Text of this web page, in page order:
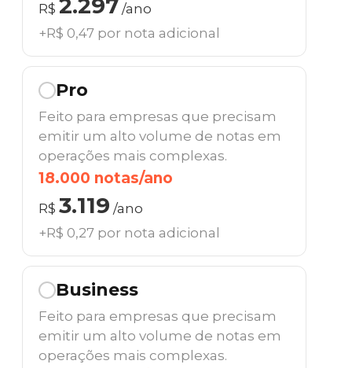
R$ 2.297 /ano
+R$ 0,47 por nota adicional
Pro
Feito para empresas que precisam
emitir um alto volume de notas em
operações mais complexas.
18.000 notas/ano
R$ 3.119 /ano
+R$ 0,27 por nota adicional
Business
Feito para empresas que precisam
emitir um alto volume de notas em
operações mais complexas.